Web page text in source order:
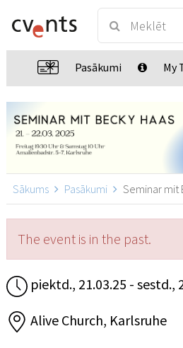
Pasākumi My
Sākums Pasākumi Seminar mit
The event is in the past.
piektd., 21.03.25 - sestd.,
Alive Church, Karlsruhe